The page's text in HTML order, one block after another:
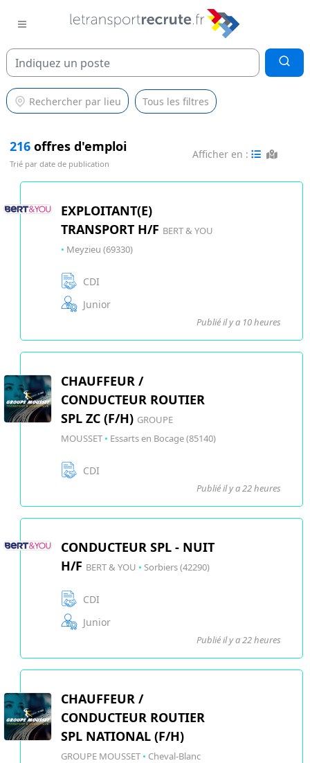
Rechercher par lieu Tous les filtres
216 offres d'emploi
Trié par date de publication
Afficher en :
EXPLOITANT(E)
TRANSPORT H/F BERT & YOU
• Meyzieu (69330)
CDI
Junior
Publié il y a 10 heures
CHAUFFEUR /
CONDUCTEUR ROUTIER
SPL ZC (F/H) GROUPE
MOUSSET • Essarts en Bocage (85140)
CDI
Publié il y a 22 heures
CONDUCTEUR SPL - NUIT
H/F BERT & YOU • Sorbiers (42290)
CDI
Junior
Publié il y a 22 heures
CHAUFFEUR /
CONDUCTEUR ROUTIER
SPL NATIONAL (F/H)
GROUPE MOUSSET • Cheval-Blanc